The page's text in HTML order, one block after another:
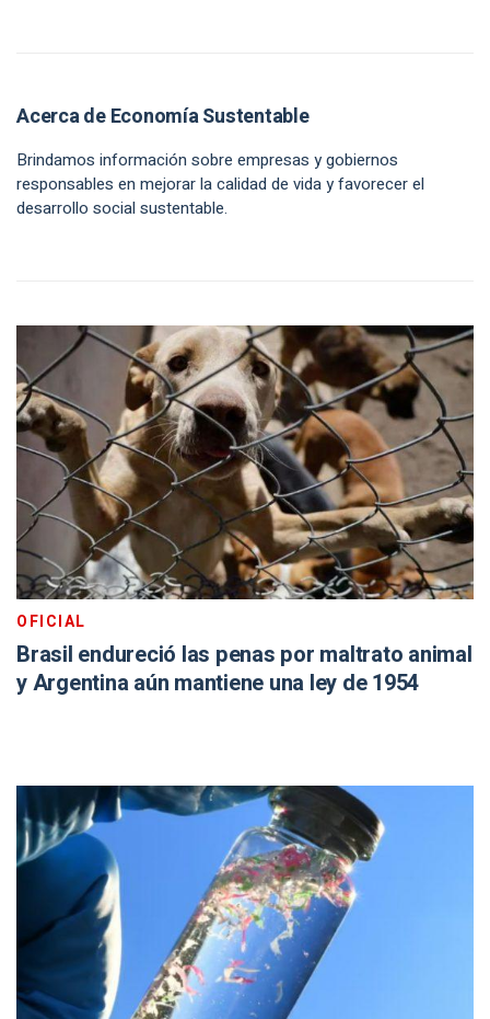
Acerca de Economía Sustentable
Brindamos información sobre empresas y gobiernos
responsables en mejorar la calidad de vida y favorecer el
desarrollo social sustentable.
OFICIAL
Brasil endureció las penas por maltrato animal
y Argentina aún mantiene una ley de 1954